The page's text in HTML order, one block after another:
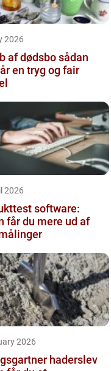
2026
dødsbo sådan
en tryg og fair
2026
software:
får du mere ud af
2026
haderslev